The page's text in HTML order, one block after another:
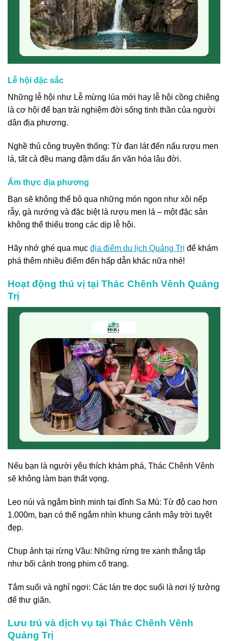
Lễ hội đặc sắc
Những lễ hội như Lễ mừng lúa mới hay lễ hội cồng chiêng
là cơ hội để bạn trải nghiệm đời sống tinh thần của người
dân địa phương.
Nghề thủ công truyền thống: Từ đan lát đến nấu rượu men
lá, tất cả đều mang đậm dấu ấn văn hóa lâu đời.
Ẩm thực địa phương
Bạn sẽ không thể bỏ qua những món ngon như xôi nếp
rẫy, gà nướng và đặc biệt là rượu men lá – một đặc sản
không thể thiếu trong các dịp lễ hội.
Hãy nhớ ghé qua mục địa điểm du lịch Quảng Trị để khám
phá thêm nhiều điểm đến hấp dẫn khác nữa nhé!
Hoạt động thú vị tại Thác Chênh Vênh Quảng
Trị
Nếu bạn là người yêu thích khám phá, Thác Chênh Vênh
sẽ không làm bạn thất vọng.
Leo núi và ngắm bình minh tại đỉnh Sa Mù: Từ độ cao hơn
1.000m, bạn có thể ngắm nhìn khung cảnh mây trời tuyệt
đẹp.
Chụp ảnh tại rừng Vầu: Những rừng tre xanh thẳng tắp
như bối cảnh trong phim cổ trang.
Tắm suối và nghỉ ngơi: Các lán tre dọc suối là nơi lý tưởng
để thư giãn.
Lưu trú và dịch vụ tại Thác Chênh Vênh
Quảng Trị